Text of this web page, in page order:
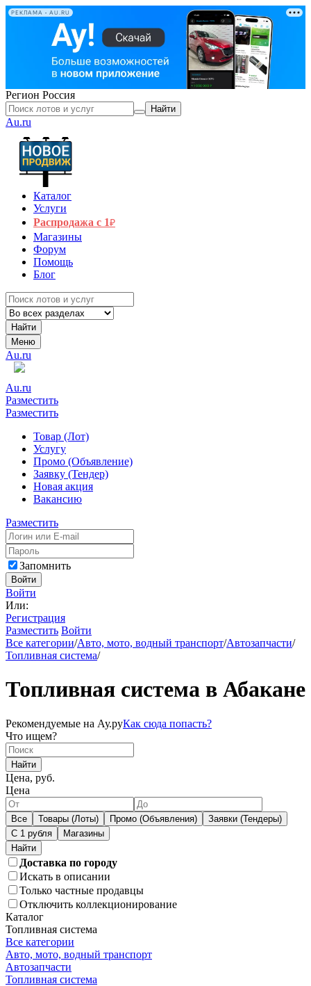
РЕКЛАМА • AU.RU
Регион Россия
Найти
Au.ru
Каталог
Услуги
Распродажа с 1₽
Магазины
Форум
Помощь
Блог
Найти
Меню
Au.ru
Au.ru
Разместить
Разместить
Товар (Лот)
Услугу
Промо (Объявление)
Заявку (Тендер)
Новая акция
Вакансию
Разместить
Запомнить
Войти
Войти
Или:
Регистрация
Разместить Войти
Все категории/Авто, мото, водный транспорт/Автозапчасти/
Топливная система/
Топливная система в Абакане
Рекомендуемые на Ау.руКак сюда попасть?
Что ищем?
Найти
Цена, руб.
Цена
Все Товары (Лоты) Промо (Объявления)
Заявки (Тендеры)
С 1 рубля
Магазины
Доставка по городу
Искать в описании
Только частные продавцы
Отключить коллекционирование
Каталог
Топливная система
Все категории
Авто, мото, водный транспорт
Автозапчасти
Топливная система